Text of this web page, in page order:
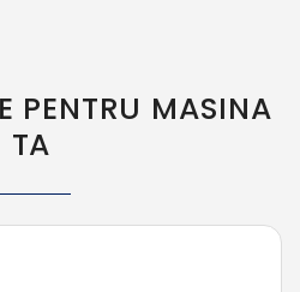
PENTRU MASINA
TA